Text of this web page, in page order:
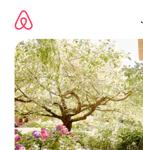
direct
naar
inhoud